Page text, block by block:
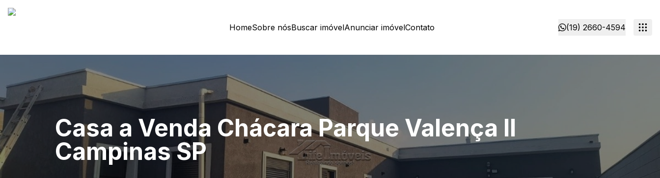
HomeSobre nósBuscar imóvelAnunciar imóvelContato (19) 2660-4594
Casa a Venda Chácara Parque Valença II
Campinas SP